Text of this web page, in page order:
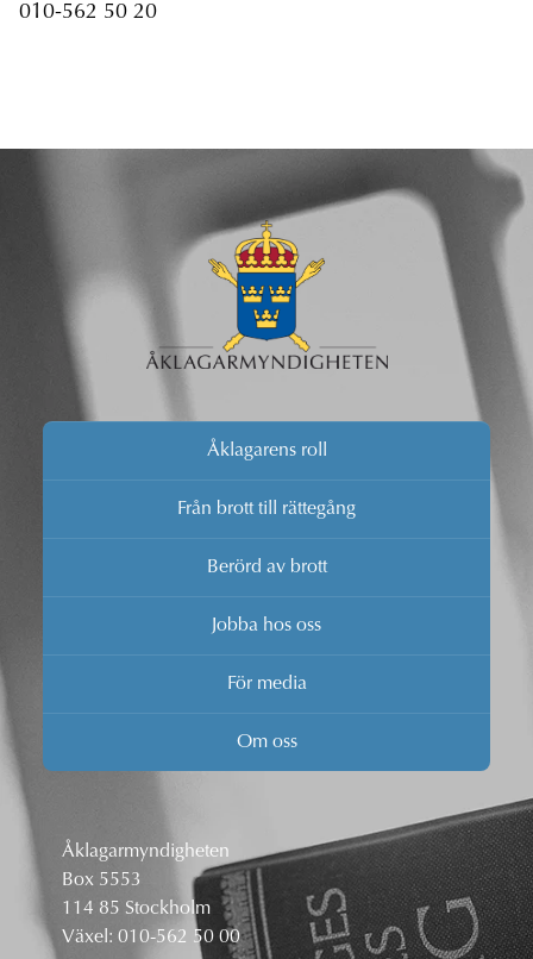
010-562 50 20
Åklagarens roll
Från brott till rättegång
Berörd av brott
Jobba hos oss
För media
Om oss
Åklagarmyndigheten
Box 5553
114 85 Stockholm
Växel: 010-562 50 00